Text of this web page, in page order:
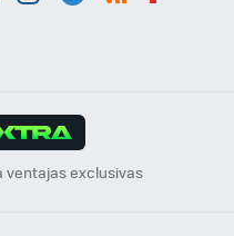
ventajas exclusivas